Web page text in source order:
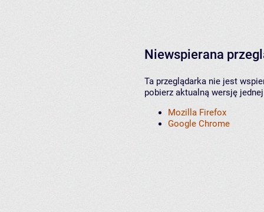
Niewspierana
Ta przeglądarka nie jest
pobierz aktualną wersję
Mozilla Firefox
Google Chrome